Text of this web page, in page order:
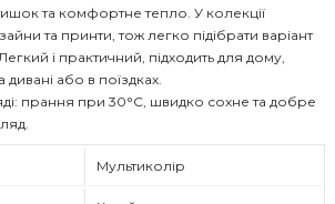
Мультиколір
та комфортне тепло. У колекції
та принти, тож легко підібрати варіант
Легкий і практичний, підходить для дому,
дивані або в поїздках.
прання при 30°C, швидко сохне та добре